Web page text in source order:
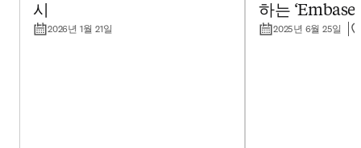
시
2026년 1월 21일
하는 ‘Embase
2025년 6월 25일